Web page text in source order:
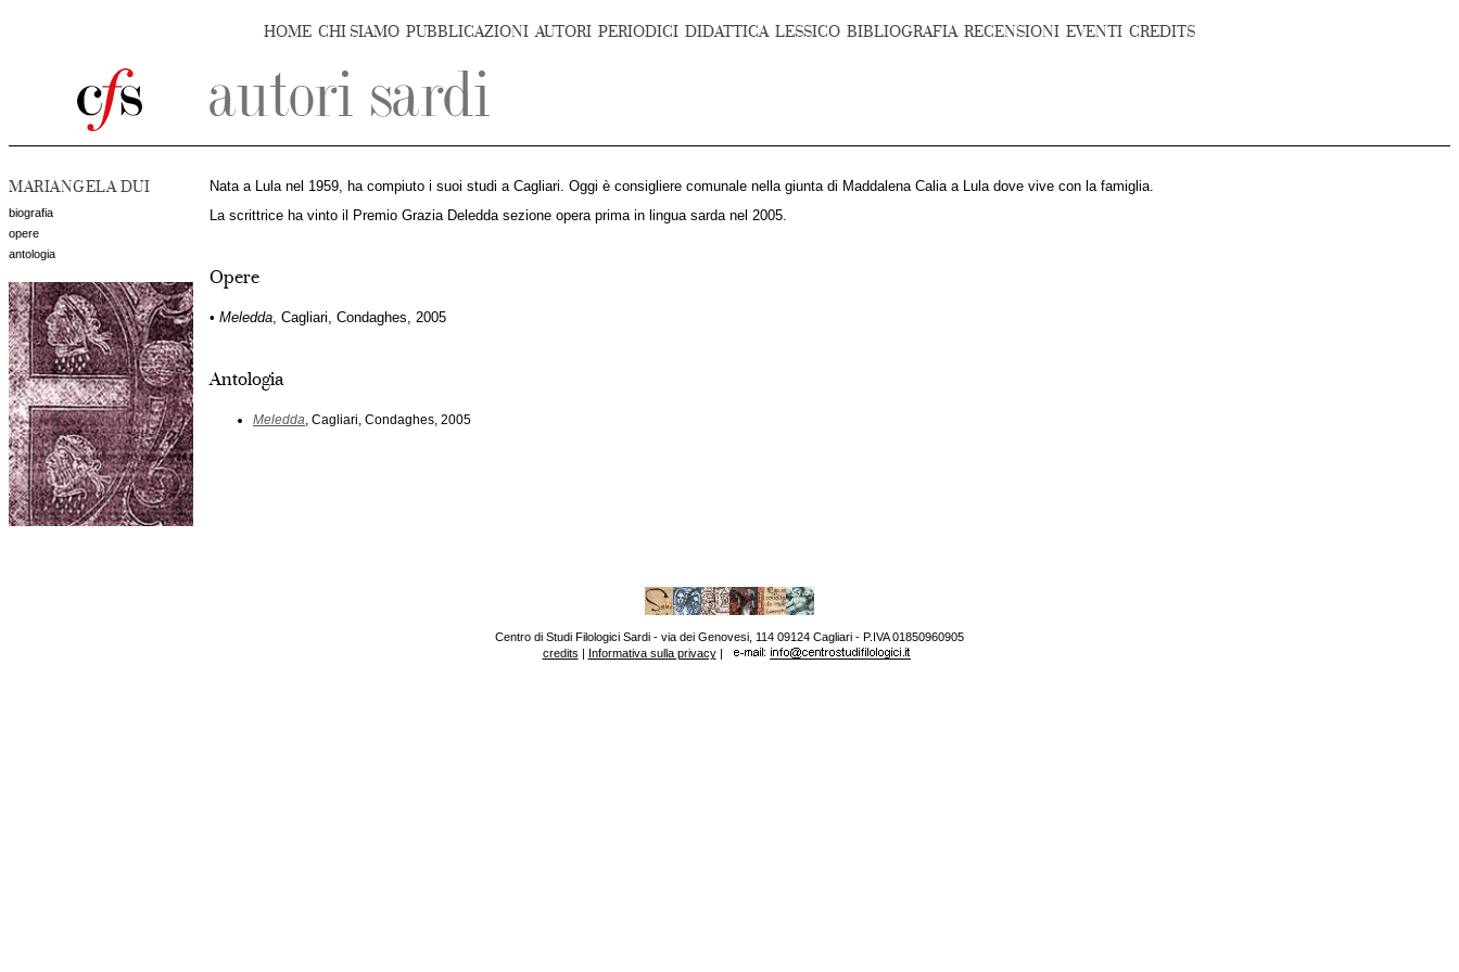
HOME CHI SIAMO PUBBLICAZIONI AUTORI PERIODICI DIDATTICA LESSICO BIBLIOGRAFIA RECENSIONI EVENTI CREDITS
MARIANGELA DUI
biografia
opere
antologia
Nata a Lula nel 1959, ha compiuto i suoi studi a Cagliari. Oggi è consigliere comunale nella giunta di Maddalena Calia a Lula dove vive con la famiglia.
La scrittrice ha vinto il Premio Grazia Deledda sezione opera prima in lingua sarda nel 2005.
Opere
• Meledda , Cagliari, Condaghes, 2005
Antologia
Meledda , Cagliari, Condaghes, 2005
Centro di Studi Filologici Sardi - via dei Genovesi, 114 09124 Cagliari - P.IVA 01850960905
credits | Informativa sulla privacy|